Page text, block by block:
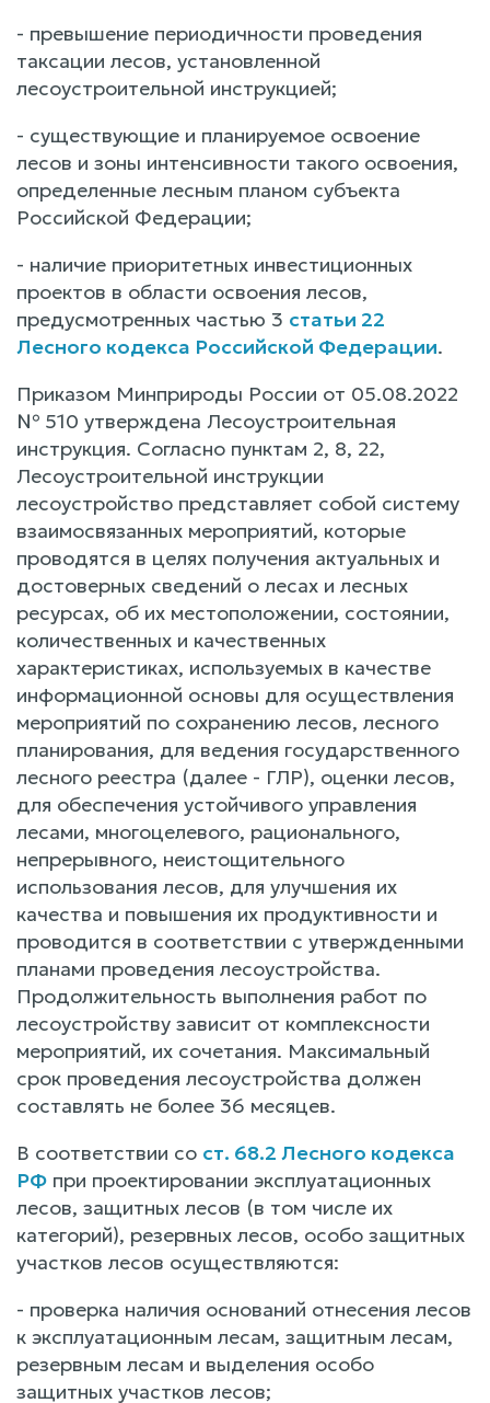
- превышение периодичности проведения
таксации лесов, установленной
лесоустроительной инструкцией;
- существующие и планируемое освоение
лесов и зоны интенсивности такого освоения,
определенные лесным планом субъекта
Российской Федерации;
- наличие приоритетных инвестиционных
проектов в области освоения лесов,
предусмотренных частью 3 статьи 22
Лесного кодекса Российской Федерации.
Приказом Минприроды России от 05.08.2022
№ 510 утверждена Лесоустроительная
инструкция. Согласно пунктам 2, 8, 22,
Лесоустроительной инструкции
лесоустройство представляет собой систему
взаимосвязанных мероприятий, которые
проводятся в целях получения актуальных и
достоверных сведений о лесах и лесных
ресурсах, об их местоположении, состоянии,
количественных и качественных
характеристиках, используемых в качестве
информационной основы для осуществления
мероприятий по сохранению лесов, лесного
планирования, для ведения государственного
лесного реестра (далее - ГЛР), оценки лесов,
для обеспечения устойчивого управления
лесами, многоцелевого, рационального,
непрерывного, неистощительного
использования лесов, для улучшения их
качества и повышения их продуктивности и
проводится в соответствии с утвержденными
планами проведения лесоустройства.
Продолжительность выполнения работ по
лесоустройству зависит от комплексности
мероприятий, их сочетания. Максимальный
срок проведения лесоустройства должен
составлять не более 36 месяцев.
В соответствии со ст. 68.2 Лесного кодекса
РФ при проектировании эксплуатационных
лесов, защитных лесов (в том числе их
категорий), резервных лесов, особо защитных
участков лесов осуществляются:
- проверка наличия оснований отнесения лесов
к эксплуатационным лесам, защитным лесам,
резервным лесам и выделения особо
защитных участков лесов;